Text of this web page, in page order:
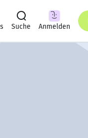
Suche Anmelden